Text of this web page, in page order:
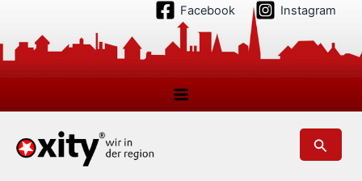
springen
Facebook Instagram
Suchen